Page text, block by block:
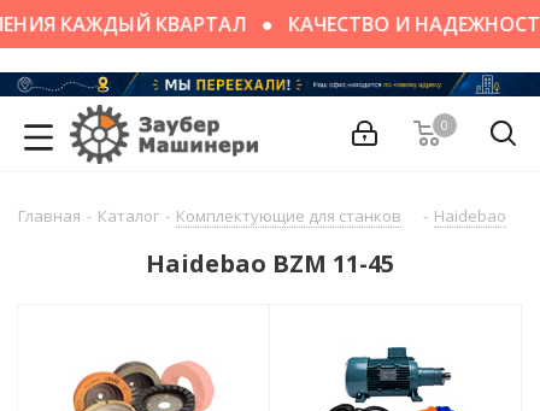
КАЖДЫЙ КВАРТАЛ КАЧЕСТВО И
0
Главная - Каталог - Комплектующие для станков - Haidebao
Haidebao BZM 11-45